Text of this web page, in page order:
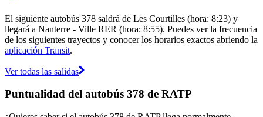
El siguiente autobús 378 saldrá de Les Courtilles (hora: 8:23) y
llegará a Nanterre - Ville RER (hora: 8:55). Puedes ver la frecuencia
de los siguientes trayectos y conocer los horarios exactos abriendo la
aplicación Transit.
Ver todas las salidas
Puntualidad del autobús 378 de RATP